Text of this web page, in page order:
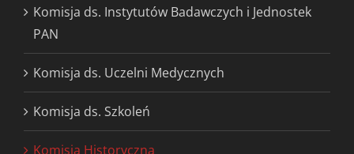
Komisja ds. Instytutów Badawczych i Jednostek
PAN
Komisja ds. Uczelni Medycznych
Komisja ds. Szkoleń
Komisja Historyczna